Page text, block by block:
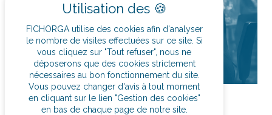
LE 07 MAI 2024
L’IA un outil révolutionnaire ?
FICHORGA utilise des cookies afin d'analyser
le nombre de visites effectuées sur ce site. Si
vous cliquez sur "Tout refuser", nous ne
déposerons que des cookies strictement
nécessaires au bon fonctionnement du site.
Vous pouvez changer d'avis à tout moment
en cliquant sur le lien "Gestion des cookies"
en bas de chaque page de notre site.